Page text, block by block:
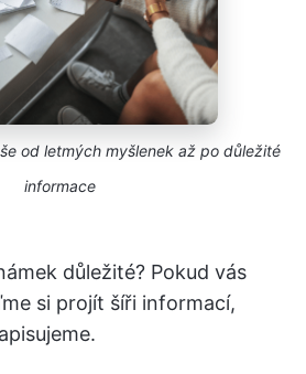
od letmých myšlenek až po důležité
informace
důležité? Pokud vás
si projít šíři informací,